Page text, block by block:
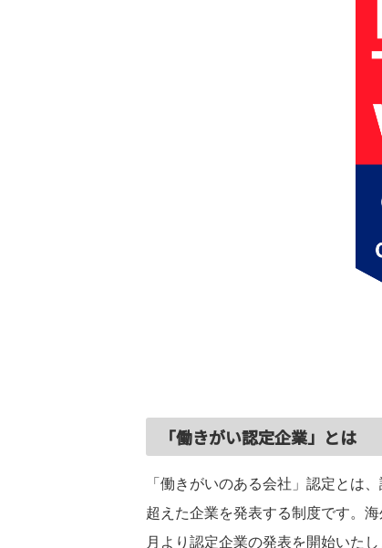
「働きがい認定企業」とは
「働きがいのある会社」認定とは
超えた企業を発表する制度です。
月より認定企業の発表を開始いたし